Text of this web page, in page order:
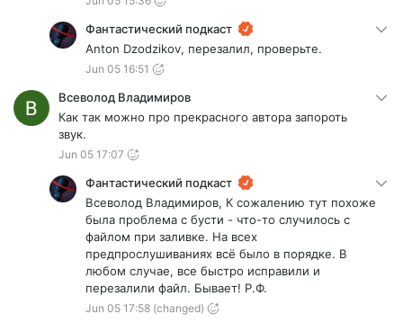
Фантастический подкаст
Anton Dzodzikov, перезалил, проверьте.
Jun 05 16:51
Всеволод Владимиров
Как так можно про прекрасного автора запороть
звук.
Jun 05 17:07
Фантастический подкаст
Всеволод Владимиров, К сожалению тут похоже
была проблема с бусти - что-то случилось с
файлом при заливке. На всех
предпрослушиваниях всё было в порядке. В
любом случае, все быстро исправили и
перезалили файл. Бывает! Р.Ф.
Jun 05 17:58 (changed)